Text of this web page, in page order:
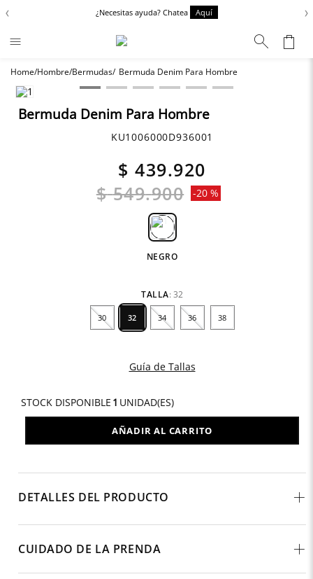
‹ ¿Necesitas ayuda? Chatea Aquí ›
Hombre Bermudas Bermuda Denim Para Hombre
Bermuda Denim Para Hombre
KU1006000D936001
$ 439.920
$ 549.900 -20 %
NEGRO
TALLA: 32
30 32 34 36 38
Guía de Tallas
STOCK DISPONIBLE 1 UNIDAD(ES)
AÑADIR AL CARRITO
DETALLES DEL PRODUCTO
CUIDADO DE LA PRENDA
Términos más buscados
1.